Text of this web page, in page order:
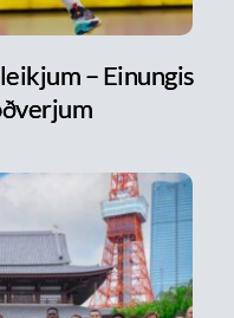
– Einungis